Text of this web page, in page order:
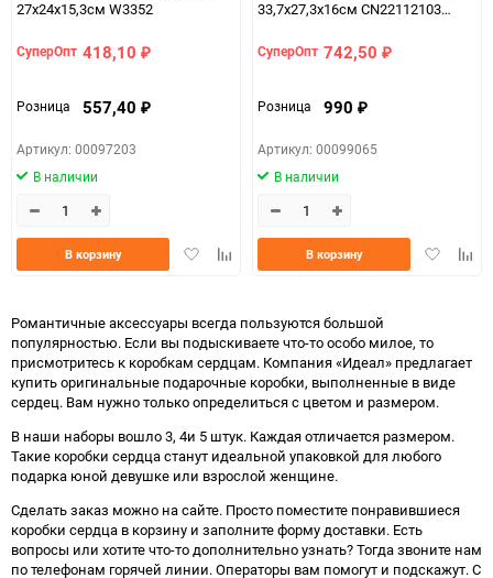
27x24x15,3см W3352
СуперОпт 418,10 ₽
Розница 557,40 ₽
Артикул: 00097203
В наличии
ДобавитьДобавить
В корзину
33,7х27,3х16см CN22112103
СуперОпт 742,50 ₽
Розница 990 ₽
Артикул: 00099065
В наличии
Добавить
В корзину
Романтичные аксессуары всегда пользуются большой
популярностью. Если вы подыскиваете что-то особо милое, то
присмотритесь к коробкам сердцам. Компания «Идеал» предлагает
купить оригинальные подарочные коробки, выполненные в виде
сердец. Вам нужно только определиться с цветом и размером.
В наши наборы вошло 3, 4и 5 штук. Каждая отличается размером.
Такие коробки сердца станут идеальной упаковкой для любого
подарка юной девушке или взрослой женщине.
Сделать заказ можно на сайте. Просто поместите понравившиеся
коробки сердца в корзину и заполните форму доставки. Есть
вопросы или хотите что-то дополнительно узнать? Тогда звоните нам
по телефонам горячей линии. Операторы вам помогут и подскажут. С